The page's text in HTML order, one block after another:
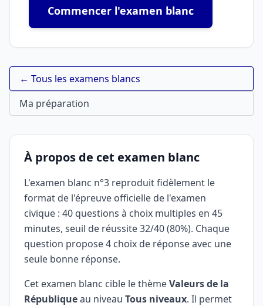
Commencer l'examen blanc
← Tous les examens blancs
Ma préparation
À propos de cet examen blanc
L'examen blanc n°3 reproduit fidèlement le
format de l'épreuve officielle de l'examen
civique : 40 questions à choix multiples en 45
minutes, seuil de réussite 32/40 (80%). Chaque
question propose 4 choix de réponse avec une
seule bonne réponse.
Cet examen blanc cible le thèmeValeurs de la
Républiqueau niveau Tous niveaux. Il permet